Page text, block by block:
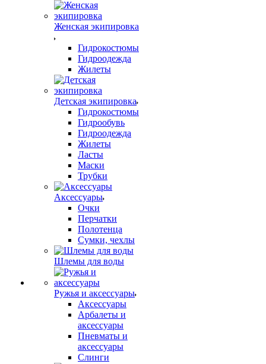
Женская экипировка
Гидрокостюмы
Гидроодежда
Жилеты
Детская экипировка
Гидрокостюмы
Гидрообувь
Гидроодежда
Жилеты
Ласты
Маски
Трубки
Аксессуары
Очки
Перчатки
Полотенца
Сумки, чехлы
Шлемы для воды
Ружья и аксессуары
Аксессуары
Арбалеты и
аксессуары
Пневматы и
аксессуары
Слинги